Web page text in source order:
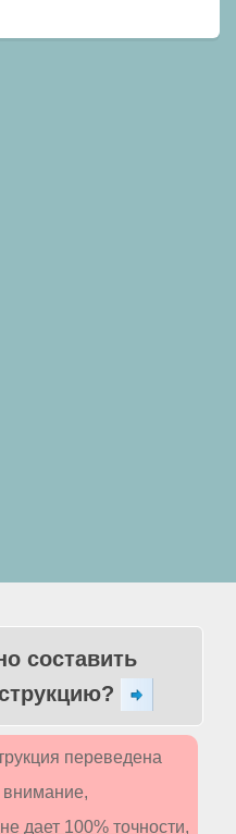
составить
переведена
внимание,
дает 100% точности,